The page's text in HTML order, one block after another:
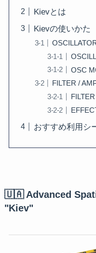
Kievとは
Kievの使いかた
OSC
FILTER /
FILTER
おすすめ利用シ
🇺🇦 Advanced
"Kiev"